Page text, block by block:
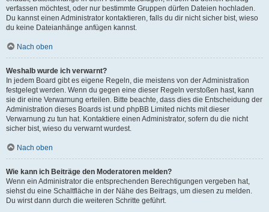
verfassen möchtest, oder nur bestimmte Gruppen dürfen Dateien hochladen.
Du kannst einen Administrator kontaktieren, falls du dir nicht sicher bist, wieso
du keine Dateianhänge anfügen kannst.
Nach oben
Weshalb wurde ich verwarnt?
In jedem Board gibt es eigene Regeln, die meistens von der Administration
festgelegt werden. Wenn du gegen eine dieser Regeln verstoßen hast, kann
sie dir eine Verwarnung erteilen. Bitte beachte, dass dies die Entscheidung der
Administration dieses Boards ist und phpBB Limited nichts mit dieser
Verwarnung zu tun hat. Kontaktiere einen Administrator, sofern du die nicht
sicher bist, wieso du verwarnt wurdest.
Nach oben
Wie kann ich Beiträge den Moderatoren melden?
Wenn ein Administrator die entsprechenden Berechtigungen vergeben hat,
siehst du eine Schaltfläche in der Nähe des Beitrags, um diesen zu melden.
Du wirst dann durch die weiteren Schritte geführt.